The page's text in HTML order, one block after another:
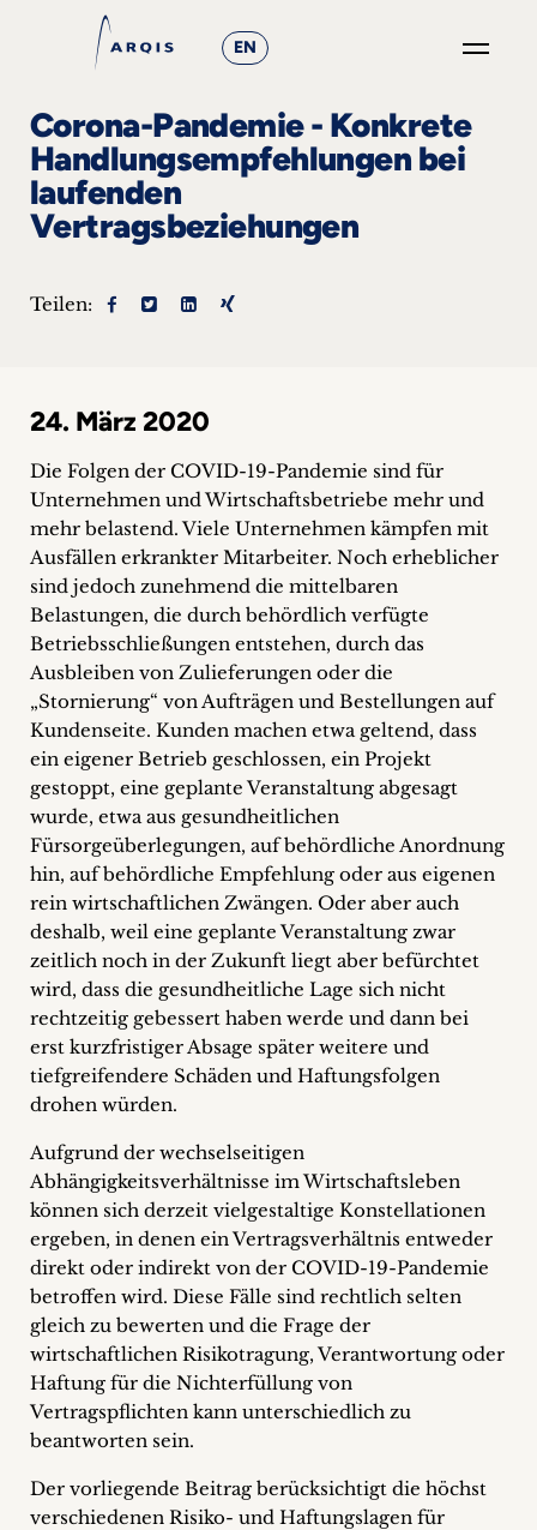
EN
Fokusgruppen
News
Events
+
Karriere
+
Blog
&
Podcasts
+
Team
Philosophie
Presseanfragen
Kontakt
Corona-Pandemie - Konkrete
Handlungsempfehlungen bei
laufenden
Vertragsbeziehungen
Teilen:
24. März 2020
Die Folgen der COVID-19-Pandemie sind für
Unternehmen und Wirtschaftsbetriebe mehr und
mehr belastend. Viele Unternehmen kämpfen mit
Ausfällen erkrankter Mitarbeiter. Noch erheblicher
sind jedoch zunehmend die mittelbaren
Belastungen, die durch behördlich verfügte
Betriebsschließungen entstehen, durch das
Ausbleiben von Zulieferungen oder die
„Stornierung“ von Aufträgen und Bestellungen auf
Kundenseite. Kunden machen etwa geltend, dass
ein eigener Betrieb geschlossen, ein Projekt
gestoppt, eine geplante Veranstaltung abgesagt
wurde, etwa aus gesundheitlichen
Fürsorgeüberlegungen, auf behördliche Anordnung
hin, auf behördliche Empfehlung oder aus eigenen
rein wirtschaftlichen Zwängen. Oder aber auch
deshalb, weil eine geplante Veranstaltung zwar
zeitlich noch in der Zukunft liegt aber befürchtet
wird, dass die gesundheitliche Lage sich nicht
rechtzeitig gebessert haben werde und dann bei
erst kurzfristiger Absage später weitere und
tiefgreifendere Schäden und Haftungsfolgen
drohen würden.
Aufgrund der wechselseitigen
Abhängigkeitsverhältnisse im Wirtschaftsleben
können sich derzeit vielgestaltige Konstellationen
ergeben, in denen ein Vertragsverhältnis entweder
direkt oder indirekt von der COVID-19-Pandemie
betroffen wird. Diese Fälle sind rechtlich selten
gleich zu bewerten und die Frage der
wirtschaftlichen Risikotragung, Verantwortung oder
Haftung für die Nichterfüllung von
Vertragspflichten kann unterschiedlich zu
beantworten sein.
Der vorliegende Beitrag berücksichtigt die höchst
verschiedenen Risiko- und Haftungslagen für